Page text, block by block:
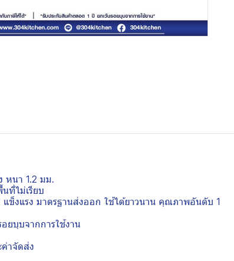
หนา 1.2 มม.
ที่ไม่เรียบ
ข็งแรง มาตรฐานส่งออก ใช้ได้ยาวนาน คุณภาพอันดับ 1
ยบุบจากการใช้งาน
าจัดส่ง